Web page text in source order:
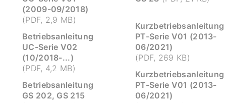
(2009-09/2018)
(PDF, 2,9 MB)
Betriebsanleitung
UC-Serie V02
(10/2018-...)
(PDF, 4,2 MB)
Betriebsanleitung
GS 202, GS 215
Kurzbetriebsanleitung
PT-Serie V01 (2013-
06/2021)
(PDF, 269 KB)
Kurzbetriebsanleitung
PT-Serie V01 (2013-
06/2021)